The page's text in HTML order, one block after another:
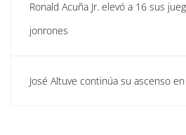
Ronald Acuña Jr. elevó a 16 sus
jonrones
José Altuve continúa su ascenso